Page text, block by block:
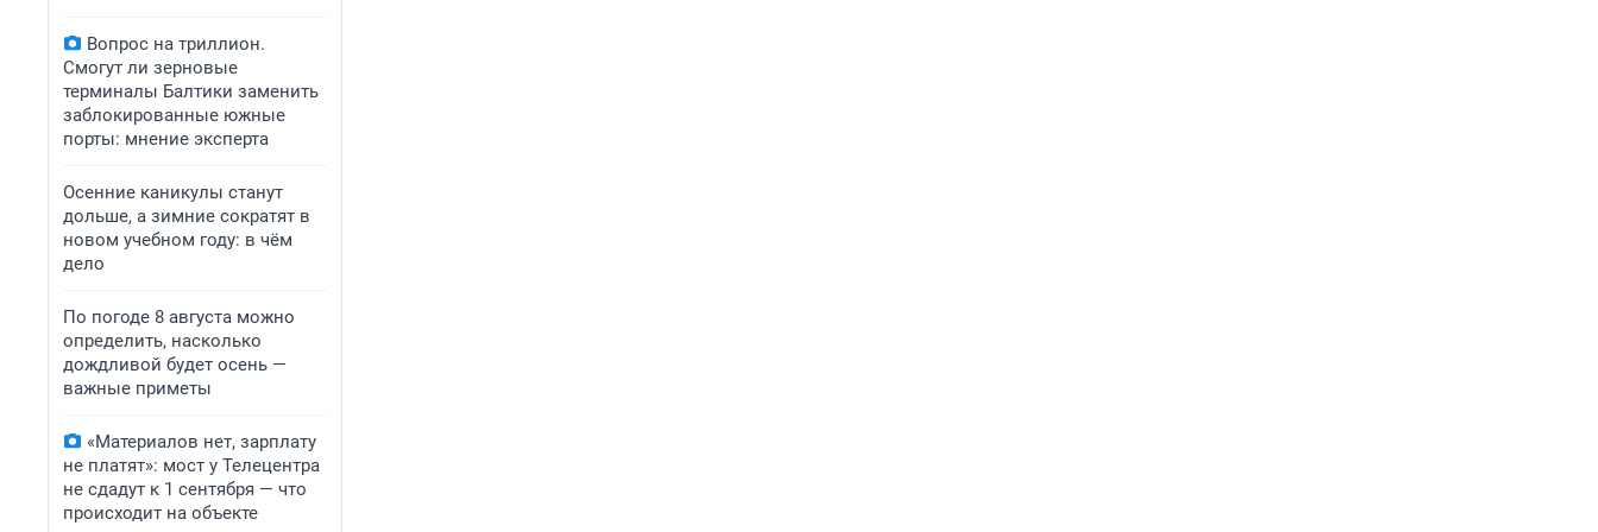
Вопрос на триллион.
Смогут ли зерновые
терминалы Балтики заменить
заблокированные южные
порты: мнение эксперта
Осенние каникулы станут
дольше, а зимние сократят в
новом учебном году: в чём
дело
По погоде 8 августа можно
определить, насколько
дождливой будет осень —
важные приметы
«Материалов нет, зарплату
не платят»: мост у Телецентра
не сдадут к 1 сентября — что
происходит на объекте